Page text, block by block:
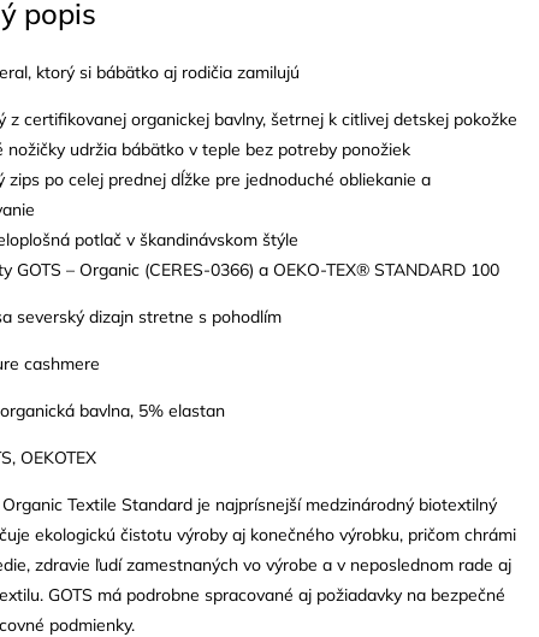
popis
ktorý si bábätko aj rodičia zamilujú
z certifikovanej organickej bavlny, šetrnej k citlivej detskej pokožke
nožičky udržia bábätko v teple bez potreby ponožiek
zips po celej prednej dĺžke pre jednoduché obliekanie a
potlač v škandinávskom štýle
GOTS – Organic (CERES-0366) a OEKO-TEX® STANDARD 100
severský dizajn stretne s pohodlím
cashmere
bavlna, 5% elastan
OEKOTEX
Textile Standard je najprísnejší medzinárodný biotextilný
ekologickú čistotu výroby aj konečného výrobku, pričom chrámi
zdravie ľudí zamestnaných vo výrobe a v neposlednom rade aj
GOTS má podrobne spracované aj požiadavky na bezpečné
podmienky.